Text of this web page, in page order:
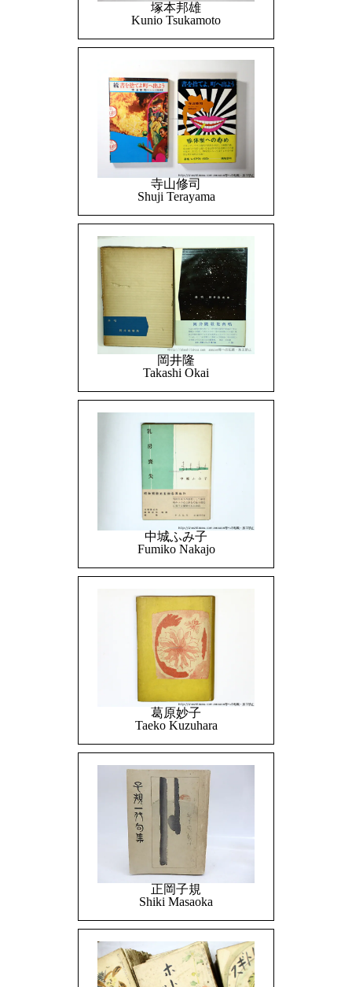
塚本邦雄
Kunio Tsukamoto
寺山修司
Shuji Terayama
岡井隆
Takashi Okai
中城ふみ子
Fumiko Nakajo
葛原妙子
Taeko Kuzuhara
正岡子規
Shiki Masaoka